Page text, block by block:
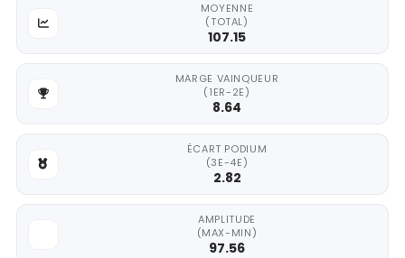
MOYENNE
(TOTAL)
107.15
MARGE VAINQUEUR
(1ER-2E)
8.64
ÉCART PODIUM
(3E-4E)
2.82
AMPLITUDE
(MAX-MIN)
97.56